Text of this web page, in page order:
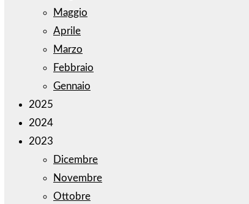
Maggio
Aprile
Marzo
Febbraio
Gennaio
2025
2024
2023
Dicembre
Novembre
Ottobre